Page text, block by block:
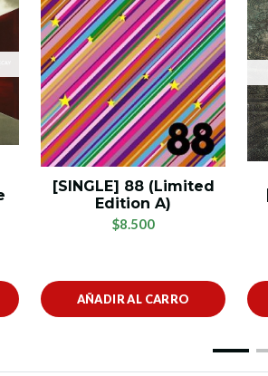
[SINGLE] 88 (Limited
Edition A)
$8.500
AÑADIR AL CARRO